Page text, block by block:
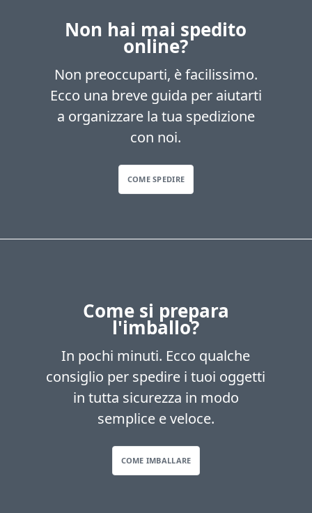
Non hai mai spedito
online?
Non preoccuparti, è facilissimo.
Ecco una breve guida per aiutarti
a organizzare la tua spedizione
con noi.
COME SPEDIRE
Come si prepara
l'imballo?
In pochi minuti. Ecco qualche
consiglio per spedire i tuoi oggetti
in tutta sicurezza in modo
semplice e veloce.
COME IMBALLARE